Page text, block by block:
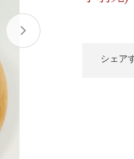
シェア